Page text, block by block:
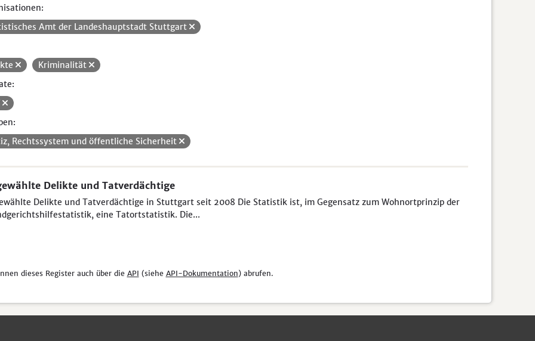
Amt der Landeshauptstadt Stuttgart
Kriminalität
Rechtssystem und öffentliche Sicherheit
Delikte und Tatverdächtige
Delikte und Tatverdächtige in Stuttgart seit 2008 Die Statistik ist, im Gegensatz zum Wohnortprinzip der
eine Tatortstatistik. Die...
dieses Register auch über die API (siehe API-Dokumentation) abrufen.